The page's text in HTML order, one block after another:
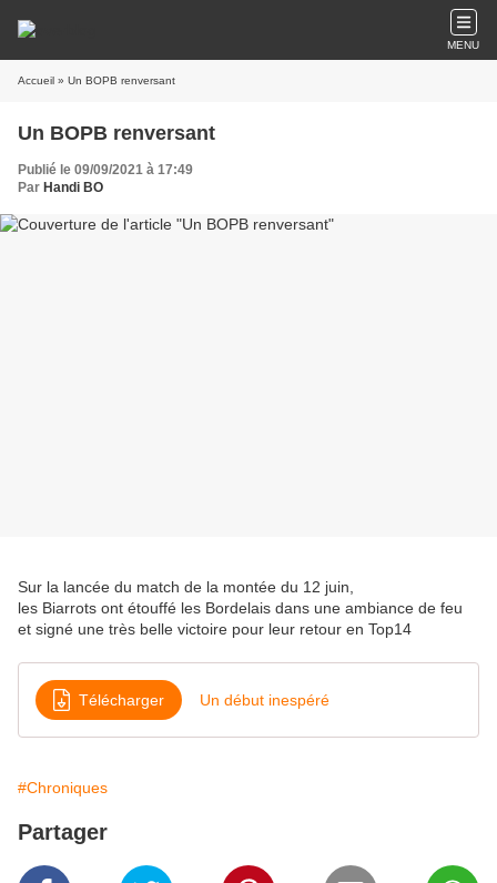
MENU
Accueil » Un BOPB renversant
Un BOPB renversant
Publié le 09/09/2021 à 17:49
Par Handi BO
Sur la lancée du match de la montée du 12 juin,
les Biarrots ont étouffé les Bordelais dans une ambiance de feu
et signé une très belle victoire pour leur retour en Top14
Télécharger Un début inespéré
#Chroniques
Partager